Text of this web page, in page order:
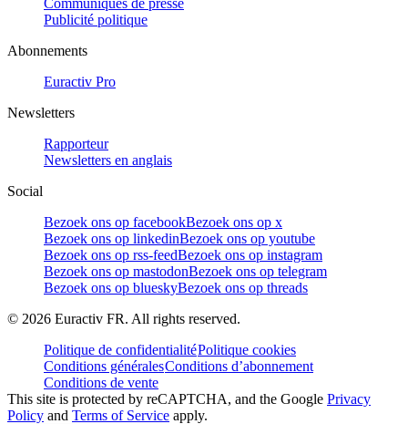
Communiqués de presse
Publicité politique
Abonnements
Euractiv Pro
Newsletters
Rapporteur
Newsletters en anglais
Social
Bezoek ons op facebookBezoek ons op x
Bezoek ons op linkedinBezoek ons op youtube
Bezoek ons op rss-feedBezoek ons op instagram
Bezoek ons op mastodonBezoek ons op telegram
Bezoek ons op blueskyBezoek ons op threads
© 2026 Euractiv FR. All rights reserved.
Politique de confidentialitéPolitique cookies
Conditions généralesConditions d’abonnement
Conditions de vente
This site is protected by reCAPTCHA, and the Google Privacy
Policy and Terms of Service apply.